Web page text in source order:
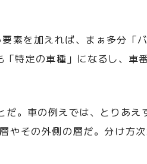
を加えれば、まぁ多分「
特定の車種」になるし、車
。車の例えでは、とりあ
その外側の層だ。分け方